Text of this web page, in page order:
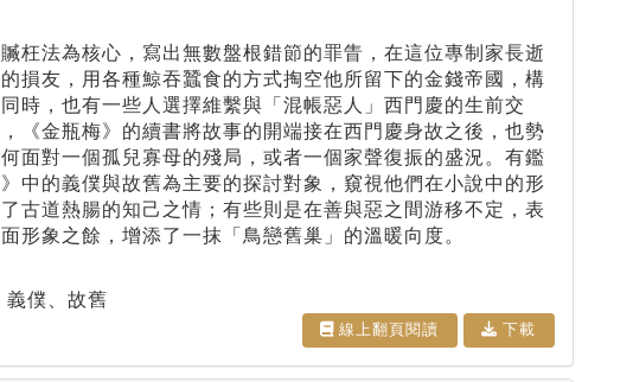
枉法為核心，寫出無數盤根錯節的罪眚，在這位專制家長逝
損友，用各種鯨吞蠶食的方式掏空他所留下的金錢帝國，構
時，也有一些人選擇維繫與「混帳惡人」西門慶的生前交
《金瓶梅》的續書將故事的開端接在西門慶身故之後，也勢
面對一個孤兒寡母的殘局，或者一個家聲復振的盛況。有鑑
中的義僕與故舊為主要的探討對象，窺視他們在小說中的形
古道熱腸的知己之情；有些則是在善與惡之間游移不定，表
形象之餘，增添了一抹「鳥戀舊巢」的溫暖向度。
義僕、故舊
線上翻⾴閱讀 下載